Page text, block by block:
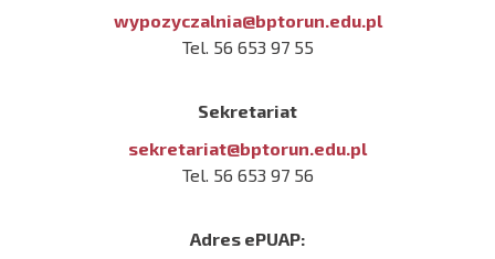
wypozyczalnia@bptorun.edu.pl
Tel. 56 653 97 55
Sekretariat
sekretariat@bptorun.edu.pl
Tel. 56 653 97 56
Adres ePUAP: